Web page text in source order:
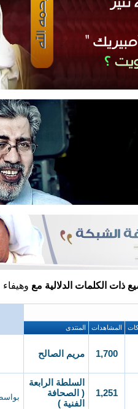
ذات الكلمات الدلالية مع وهيفاء
المشاهدات المنتدى
1,700 مريم الصالح
1,251
السلطة الرابعة
( الصحافة
الفنية )